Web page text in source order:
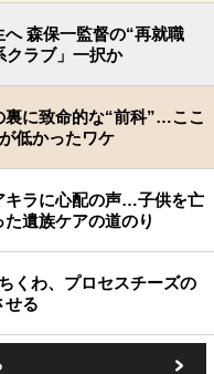
森保一監督の“再就職
クラブ」一択か
に致命的な“前科”…ここ
低かったワケ
キラに心配の声…子供を亡
遺族ケアの道のり
くわ、プロセスチーズの
せる